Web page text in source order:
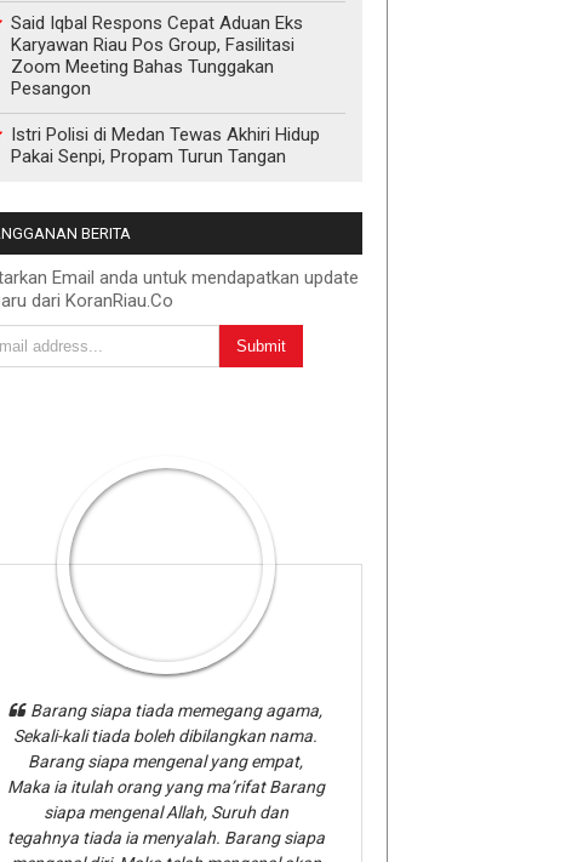
Said Iqbal Respons Cepat Aduan Eks
Karyawan Riau Pos Group, Fasilitasi
Zoom Meeting Bahas Tunggakan
Pesangon
Istri Polisi di Medan Tewas Akhiri Hidup
Pakai Senpi, Propam Turun Tangan
BERITA
Email anda untuk mendapatkan update
dari KoranRiau.Co
Barang siapa tiada memegang agama,
Sekali-kali tiada boleh dibilangkan nama.
Barang siapa mengenal yang empat,
Maka ia itulah orang yang ma’rifat Barang
siapa mengenal Allah, Suruh dan
tegahnya tiada ia menyalah. Barang siapa